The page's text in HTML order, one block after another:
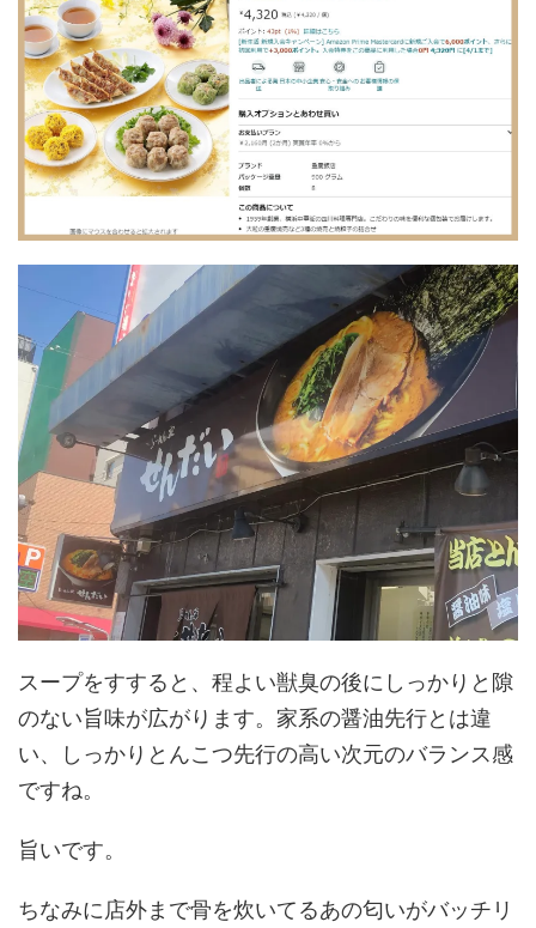
スープをすすると、程よい獣臭の後にしっかりと隙
のない旨味が広がります。家系の醤油先行とは違
い、しっかりとんこつ先行の高い次元のバランス感
ですね。
旨いです。
ちなみに店外まで骨を炊いてるあの匂いがバッチリ